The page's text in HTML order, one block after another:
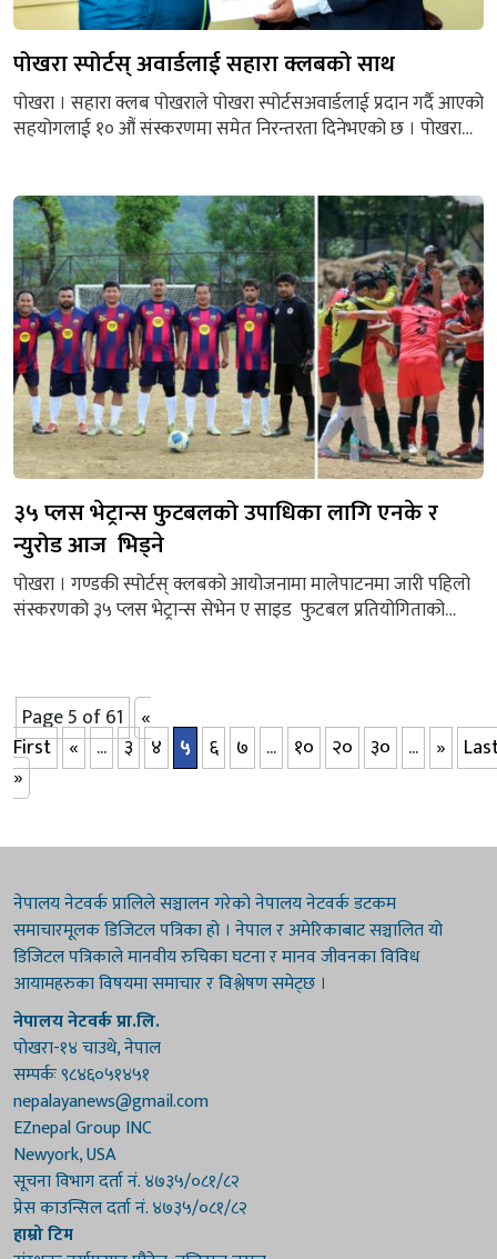
पोखरा स्पोर्टस् अवार्डलाई सहारा क्लबको साथ
पोखरा । सहारा क्लब पोखराले पोखरा स्पोर्टसअवार्डलाई प्रदान गर्दै आएको
सहयोगलाई १० औं संस्करणमा समेत निरन्तरता दिनेभएको छ । पोखरा
मञ्चगण्डकीको आयोजना र रारा तयारी चाउचाउको मुख्य प्रायोजनमा
आगामी बैशाख १८ गतेपोखराको ईभेन्ट सेन्टरमा १० औं संस्करणको...
३५ प्लस भेट्रान्स फुटबलको उपाधिका लागि एनके र
न्युरोड आज भिड्ने
पोखरा । गण्डकी स्पोर्टस् क्लबको आयोजनामा मालेपाटनमा जारी पहिलो
संस्करणको ३५ प्लस भेट्रान्स सेभेन ए साइड फुटबल प्रतियोगिताको
खेलमा मेजर एफसीलाई पेनाल्टी सुटआउटमा...
Page 5 of 61 «
First « ... ३ ४ ५ ६ ७ ... १० २० ३० ... »
»
नेपालय नेटवर्क प्रालिले सञ्चालन गरेको नेपालय नेटवर्क डटकम
समाचारमूलक डिजिटल पत्रिका हो । नेपाल र अमेरिकाबाट सञ्चालित यो
डिजिटल पत्रिकाले मानवीय रुचिका घटना र मानव जीवनका विविध
आयामहरुका विषयमा समाचार र विश्लेषण समेट्छ ।
नेपालय नेटवर्क प्रा.लि.
पोखरा-१४ चाउथे, नेपाल
सम्पर्कः ९८४६०५१४५१
nepalayanews@gmail.com
EZnepal Group INC
Newyork, USA
सूचना विभाग दर्ता नं. ४७३५/०८१/८२
प्रेस काउन्सिल दर्ता नं. ४७३५/०८१/८२
हाम्रो टिम